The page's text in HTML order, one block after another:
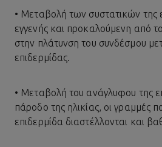
• Μεταβολή των συστατικών της
εγγενής και προκαλούμενη από
στην πλάτυνση του συνδέσμου
επιδερμίδας.
• Μεταβολή του ανάγλυφου της
πάροδο της ηλικίας, οι γραμμές
επιδερμίδα διαστέλλονται και